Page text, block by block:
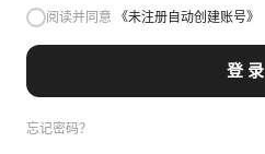
阅读并同意 《未注册自动创建账号》
登 录
忘记密码？